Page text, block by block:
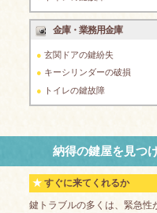
金庫・業務用金庫
玄関ドアの鍵紛失
キーシリンダーの破損
トイレの鍵故障
納得の鍵屋を見つ
すぐに来てくれるか
鍵トラブルの多くは、緊急性